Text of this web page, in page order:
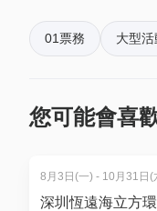
【太陽馬戲團
太陽馬戲團
限時8折｜
*金區：
以上票價另
01票務 大型活
您可能會喜
8月3日(一) - 10月31日(
深圳恆遠海立方